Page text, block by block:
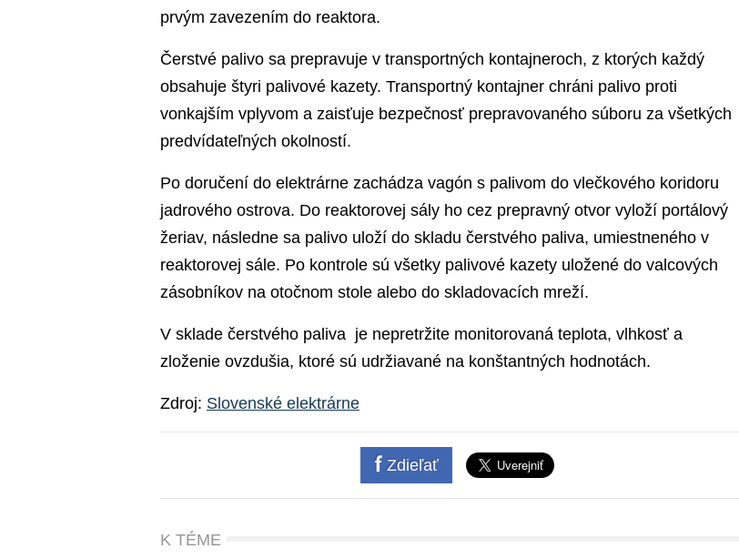
prvým zavezením do reaktora.
Čerstvé palivo sa prepravuje v transportných kontajneroch, z ktorých každý
obsahuje štyri palivové kazety. Transportný kontajner chráni palivo proti
vonkajším vplyvom a zaisťuje bezpečnosť prepravovaného súboru za všetkých
predvídateľných okolností.
Po doručení do elektrárne zachádza vagón s palivom do vlečkového koridoru
jadrového ostrova. Do reaktorovej sály ho cez prepravný otvor vyloží portálový
žeriav, následne sa palivo uloží do skladu čerstvého paliva, umiestneného v
reaktorovej sále. Po kontrole sú všetky palivové kazety uložené do valcových
zásobníkov na otočnom stole alebo do skladovacích mreží.
V sklade čerstvého paliva je nepretržite monitorovaná teplota, vlhkosť a
zloženie ovzdušia, ktoré sú udržiavané na konštantných hodnotách.
Zdroj: Slovenské elektrárne
Zdieľať
K TÉME